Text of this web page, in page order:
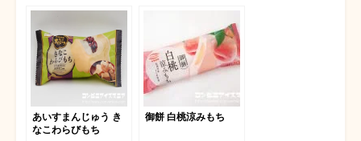
あいすまんじゅう き
なこわらびもち
御餅 白桃涼みもち